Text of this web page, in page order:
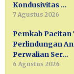
Kondusivitas …
7 Agustus 2026
Pemkab
Perlindungan
Perwalian Ser…
6 Agustus 2026